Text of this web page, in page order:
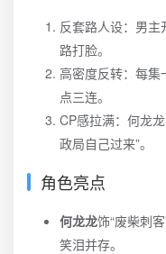
反套路人设：男主
路打脸。
高密度反转：每
点三连。
CP感拉满：何龙
政局自己过来”。
角色亮点
何龙龙饰“废柴刺
笑泪并存。